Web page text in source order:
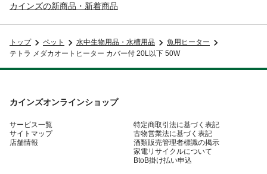
カインズの新商品・新着商品
トップ ペット 水中生物用品・水槽用品
魚用ヒーター
テトラ メダカオートヒーター カバー付 20L以下 50W
カインズオンラインショップ
サービス一覧
サイトマップ
店舗情報
特定商取引法に基づく表記
古物営業法に基づく表記
酒類販売管理者標識の掲示
家電リサイクルについて
BtoB掛け払い申込